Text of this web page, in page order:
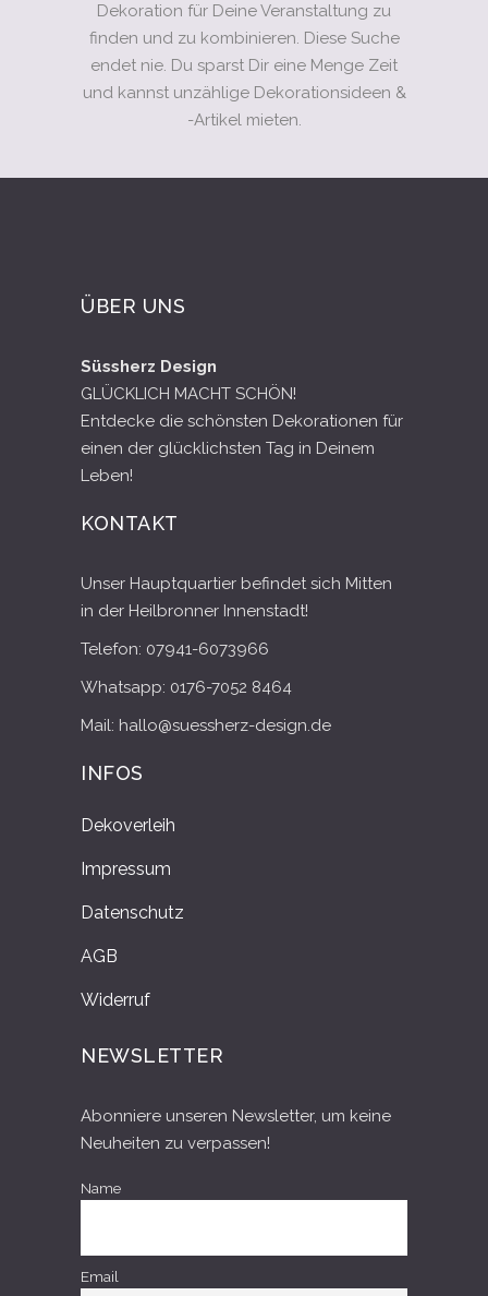
Dekoration für Deine Veranstaltung zu
finden und zu kombinieren. Diese Suche
endet nie. Du sparst Dir eine Menge Zeit
und kannst unzählige Dekorationsideen &
-Artikel mieten.
ÜBER UNS
Süssherz Design
GLÜCKLICH MACHT SCHÖN!
Entdecke die schönsten Dekorationen für
einen der glücklichsten Tag in Deinem
Leben!
KONTAKT
Unser Hauptquartier befindet sich Mitten
in der Heilbronner Innenstadt!
Telefon: 07941-6073966
Whatsapp: 0176-7052 8464
Mail: hallo@suessherz-design.de
INFOS
Dekoverleih
Impressum
Datenschutz
AGB
Widerruf
NEWSLETTER
Abonniere unseren Newsletter, um keine
Neuheiten zu verpassen!
Name
Email